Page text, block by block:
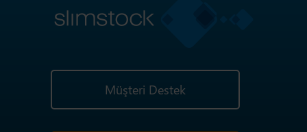
Müşteri Destek